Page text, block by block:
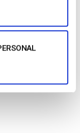
working with
has vast
live streaming